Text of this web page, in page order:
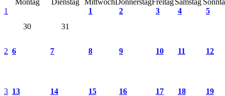
1
30
31
1 2 3 4 5
2 6 7 8 9 10 11 12
3 13 14 15 16 17 18 19